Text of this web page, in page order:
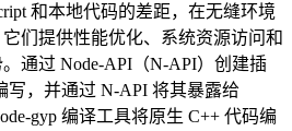
和本地代码的差距，在无缝环境
们提供性能优化、系统资源访问和
通过 Node-API（N-API）创建插
写，并通过 N-API 将其暴露给
gyp 编译工具将原生 C++ 代码编